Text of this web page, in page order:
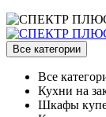
Все категории
Все
Кухни на
Шкафы купе